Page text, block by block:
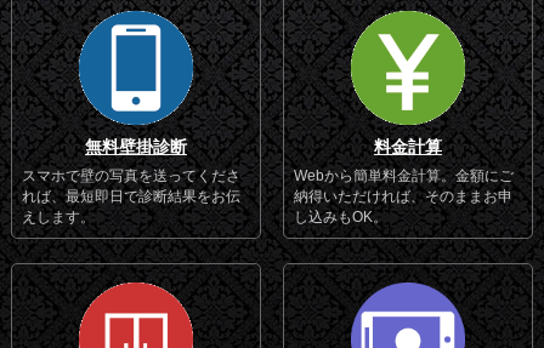
無料壁掛診断
スマホで壁の写真を送ってくださ
れば、最短即日で診断結果をお伝
えします。
料金計算
Webから簡単料金計算。金額にご
納得いただければ、そのままお申
し込みもOK。